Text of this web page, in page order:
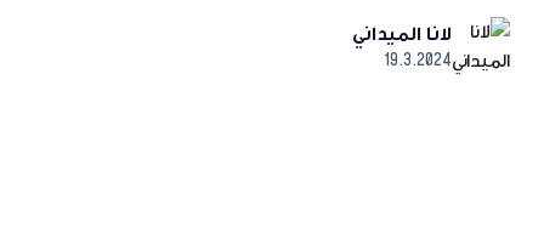
لانا الميداني
19.3.2024